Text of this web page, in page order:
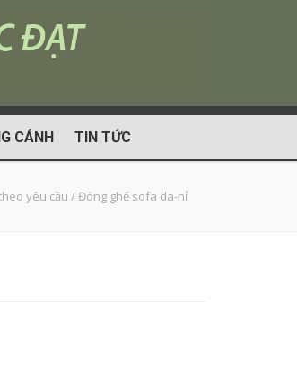
CÁNH TIN TỨC
yêu cầu /Đóng ghế sofa da-nỉ